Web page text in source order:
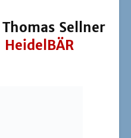
Sellner
HeidelBÄR